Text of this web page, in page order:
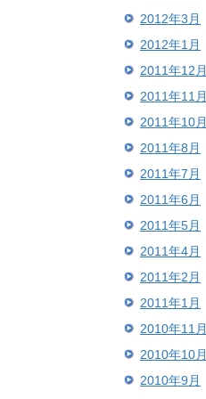
2012年3月
2012年1月
2011年12月
2011年11月
2011年10月
2011年8月
2011年7月
2011年6月
2011年5月
2011年4月
2011年2月
2011年1月
2010年11月
2010年10月
2010年9月